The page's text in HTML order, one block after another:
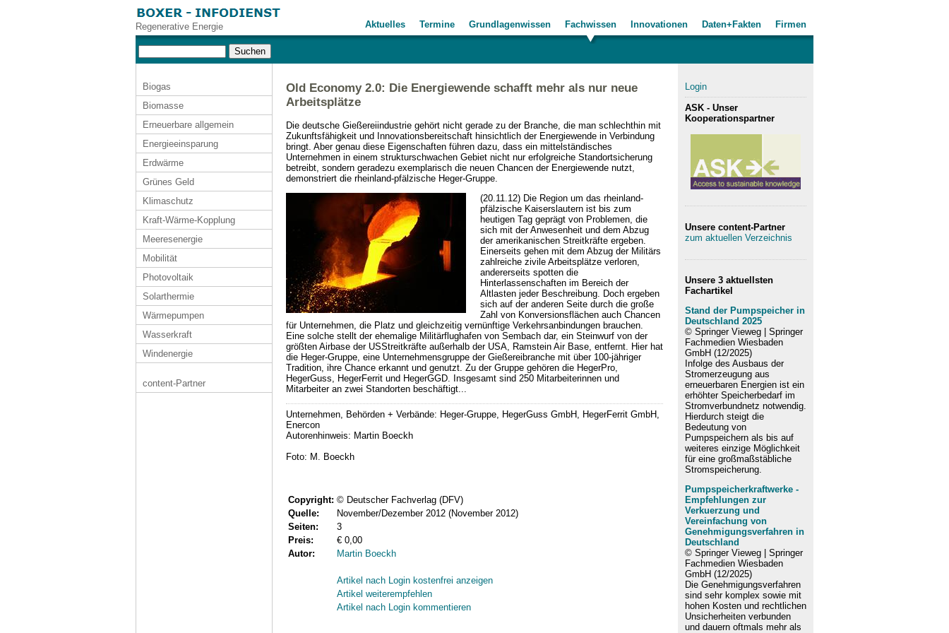
Regenerative Energie Firmen
Daten+Fakten
Innovationen
Fachwissen
Grundlagenwissen
Termine
Aktuelles
Biogas
Biomasse
Erneuerbare allgemein
Energieeinsparung
Erdwärme
Grünes Geld
Klimaschutz
Kraft-Wärme-Kopplung
Meeresenergie
Mobilität
Photovoltaik
Solarthermie
Wärmepumpen
Wasserkraft
Windenergie
content-Partner
Old Economy 2.0: Die Energiewende schafft mehr als nur neue
Arbeitsplätze
Die deutsche Gießereiindustrie gehört nicht gerade zu der Branche, die man schlechthin mit
Zukunftsfähigkeit und Innovationsbereitschaft hinsichtlich der Energiewende in Verbindung
bringt. Aber genau diese Eigenschaften führen dazu, dass ein mittelständisches
Unternehmen in einem strukturschwachen Gebiet nicht nur erfolgreiche Standortsicherung
betreibt, sondern geradezu exemplarisch die neuen Chancen der Energiewende nutzt,
demonstriert die rheinland-pfälzische Heger-Gruppe.
(20.11.12) Die Region um das rheinland-
pfälzische Kaiserslautern ist bis zum
heutigen Tag geprägt von Problemen, die
sich mit der Anwesenheit und dem Abzug
der amerikanischen Streitkräfte ergeben.
Einerseits gehen mit dem Abzug der Militärs
zahlreiche zivile Arbeitsplätze verloren,
andererseits spotten die
Hinterlassenschaften im Bereich der
Altlasten jeder Beschreibung. Doch ergeben
sich auf der anderen Seite durch die große
Zahl von Konversionsflächen auch Chancen
für Unternehmen, die Platz und gleichzeitig vernünftige Verkehrsanbindungen brauchen.
Eine solche stellt der ehemalige Militärflughafen von Sembach dar, ein Steinwurf von der
größten Airbase der USStreitkräfte außerhalb der USA, Ramstein Air Base, entfernt. Hier hat
die Heger-Gruppe, eine Unternehmensgruppe der Gießereibranche mit über 100-jähriger
Tradition, ihre Chance erkannt und genutzt. Zu der Gruppe gehören die HegerPro,
HegerGuss, HegerFerrit und HegerGGD. Insgesamt sind 250 Mitarbeiterinnen und
Mitarbeiter an zwei Standorten beschäftigt...
Unternehmen, Behörden + Verbände: Heger-Gruppe, HegerGuss GmbH, HegerFerrit GmbH,
Enercon
Autorenhinweis: Martin Boeckh
Foto: M. Boeckh
Copyright: © Deutscher Fachverlag (DFV)
Quelle:
November/Dezember 2012 (November 2012)
Seiten:
3
Preis:
€ 0,00
Autor:
Martin Boeckh
Artikel nach Login kostenfrei anzeigen
Artikel weiterempfehlen
Artikel nach Login kommentieren
Login
ASK - Unser
Kooperationspartner
Unsere content-Partner
zum aktuellen Verzeichnis
Unsere 3 aktuellsten
Fachartikel
Stand der Pumpspeicher in
Deutschland 2025
© Springer Vieweg | Springer
Fachmedien Wiesbaden
GmbH (12/2025)
Infolge des Ausbaus der
Stromerzeugung aus
erneuerbaren Energien ist ein
erhöhter Speicherbedarf im
Stromverbundnetz notwendig.
Hierdurch steigt die
Bedeutung von
Pumpspeichern als bis auf
weiteres einzige Möglichkeit
für eine großmaßstäbliche
Stromspeicherung.
Pumpspeicherkraftwerke -
Empfehlungen zur
Verkuerzung und
Vereinfachung von
Genehmigungsverfahren in
Deutschland
© Springer Vieweg | Springer
Fachmedien Wiesbaden
GmbH (12/2025)
Die Genehmigungsverfahren
sind sehr komplex sowie mit
hohen Kosten und rechtlichen
Unsicherheiten verbunden
und dauern oftmals mehr als